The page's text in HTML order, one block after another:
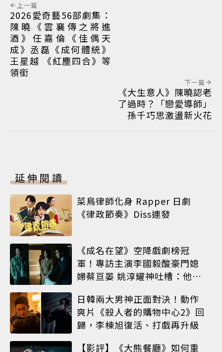
上一篇
2026愛奇藝56部劇集：
陳曉《雲襄傳之將進
酒》任嘉倫《佳偶天
成》丞磊《成何體統》
王星越 《紅塵四合》等
領銜
下一篇
《大生意人》陳曉認老
了過時？「戀愛導師」
孫千巧思激盪新火花
延伸閱讀
菜鳥律師化身 Rapper 日劇
《律政節奏》Diss連發
《成名在望》空降戲劇榜冠
軍！專訪主演李國毅酸豪門媳
婦蔡亘晏 姚淳耀神吐槽：他永
日韓兩大男神正面對決！動作
爽片《殺人者的購物中心2》回
歸，李棟旭復活、打戲再升級
【影評】《大熊餐廳》如何重